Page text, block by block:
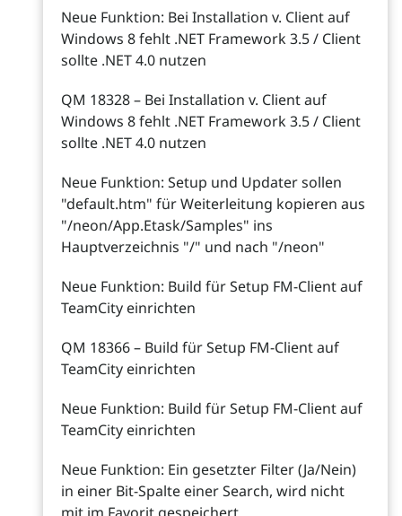
Neue Funktion: Bei Installation v. Client auf
Windows 8 fehlt .NET Framework 3.5 / Client
sollte .NET 4.0 nutzen
QM 18328 – Bei Installation v. Client auf
Windows 8 fehlt .NET Framework 3.5 / Client
sollte .NET 4.0 nutzen
Neue Funktion: Setup und Updater sollen
"default.htm" für Weiterleitung kopieren aus
"/neon/App.Etask/Samples" ins
Hauptverzeichnis "/" und nach "/neon"
Neue Funktion: Build für Setup FM-Client auf
TeamCity einrichten
QM 18366 – Build für Setup FM-Client auf
TeamCity einrichten
Neue Funktion: Build für Setup FM-Client auf
TeamCity einrichten
Neue Funktion: Ein gesetzter Filter (Ja/Nein)
in einer Bit-Spalte einer Search, wird nicht